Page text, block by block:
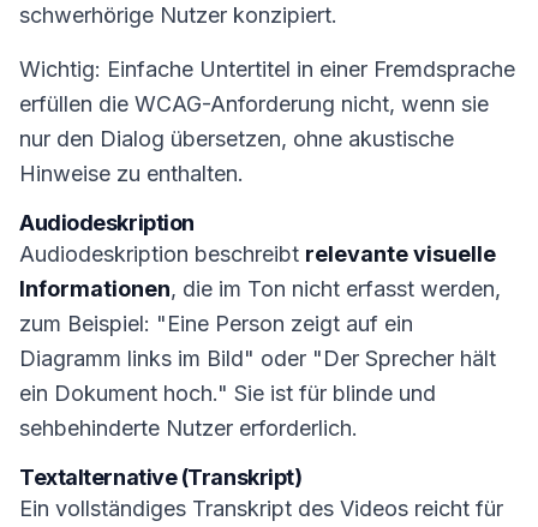
schwerhörige Nutzer konzipiert.
Wichtig: Einfache Untertitel in einer Fremdsprache
erfüllen die WCAG-Anforderung nicht, wenn sie
nur den Dialog übersetzen, ohne akustische
Hinweise zu enthalten.
Audiodeskription
Audiodeskription beschreibt relevante visuelle
Informationen, die im Ton nicht erfasst werden,
zum Beispiel: "Eine Person zeigt auf ein
Diagramm links im Bild" oder "Der Sprecher hält
ein Dokument hoch." Sie ist für blinde und
sehbehinderte Nutzer erforderlich.
Textalternative (Transkript)
Ein vollständiges Transkript des Videos reicht für